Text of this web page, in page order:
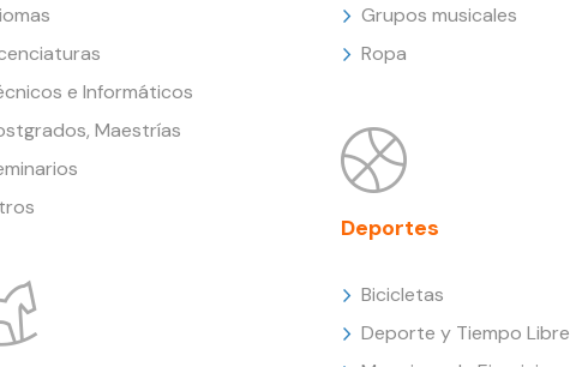
e Informáticos
Maestrías
Grupos musicales
Ropa
Deportes
Bicicletas
Deporte y Tiempo Libre